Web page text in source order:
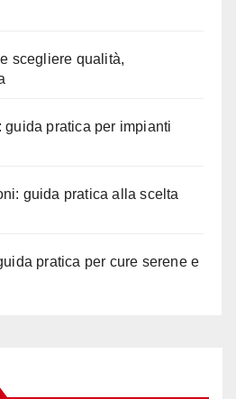
scegliere qualità,
pratica per impianti
guida pratica alla scelta
pratica per cure serene e